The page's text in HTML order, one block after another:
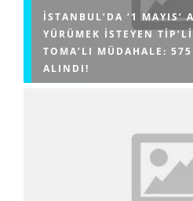
İSTANBUL’DA ‘1 MAYIS’
YÜRÜMEK ISTEYEN
TOMA’LI MÜDAHALE:
ALINDI!